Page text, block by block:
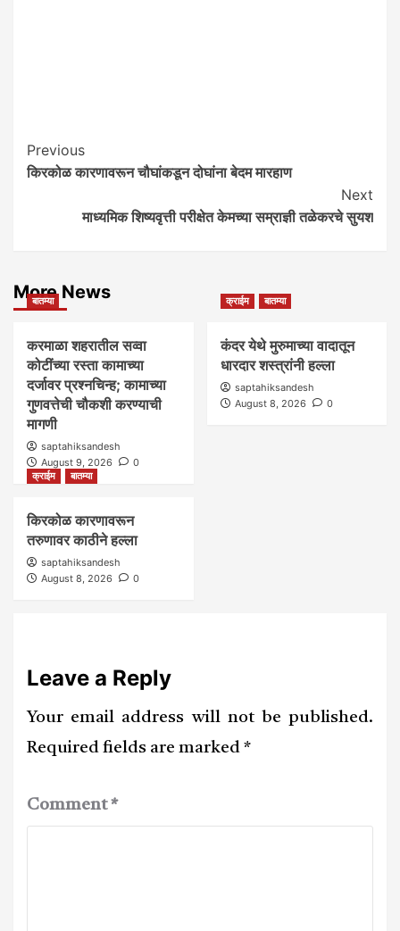
Post
Navigation
Previous
किरकोळ कारणावरून चौघांकडून दोघांना बेदम मारहाण
Next
माध्यमिक शिष्यवृत्ती परीक्षेत केमच्या सम्राज्ञी तळेकरचे सुयश
More News
बातम्या
करमाळा शहरातील सव्वा
कोटींच्या रस्ता कामाच्या
दर्जावर प्रश्नचिन्ह; कामाच्या
गुणवत्तेची चौकशी करण्याची
मागणी
saptahiksandesh
August 9, 2026
0
क्राईम बातम्या
कंदर येथे मुरुमाच्या वादातून
धारदार शस्त्रांनी हल्ला
saptahiksandesh
August 8, 2026
0
क्राईम बातम्या
किरकोळ कारणावरून
तरुणावर काठीने हल्ला
saptahiksandesh
August 8, 2026
0
Leave a Reply
Your email address will not be published.
Required fields are marked *
Comment*